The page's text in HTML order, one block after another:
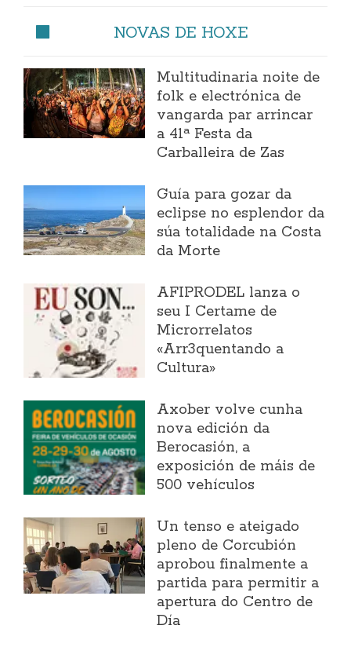
NOVAS DE HOXE
Multitudinaria noite de
folk e electrónica de
vangarda par arrincar
a 41ª Festa da
Carballeira de Zas
Guía para gozar da
eclipse no esplendor da
súa totalidade na Costa
da Morte
AFIPRODEL lanza o
seu I Certame de
Microrrelatos
«Arr3quentando a
Cultura»
Axober volve cunha
nova edición da
Berocasión, a
exposición de máis de
500 vehículos
Un tenso e ateigado
pleno de Corcubión
aprobou finalmente a
partida para permitir a
apertura do Centro de
Día